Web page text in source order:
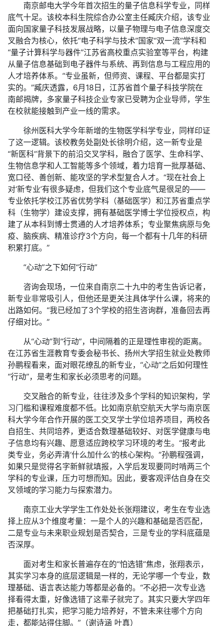
南京邮电大学今年首次招生的量子信息科学专业，同样
底气十足。该校本科生院综合办公室主任臧庆介绍，该专业
面向国家量子科技发展战略，以量子物理与电子信息深度交
叉融合为核心，依托“电子科学与技术”国家“双一流”学科和
“量子计算科学与器件”江苏省高校重点实验室等平台，构建
从量子信息基础到电子器件与系统、再到信息与工程应用的
人才培养体系。“专业虽新，但师资、课程、平台都是实打
实的。”臧庆透露，6月18日，江苏省首个量子科技学院在
南邮揭牌，多家量子科技企业专家已受聘为企业导师，学生
在校就能接触到产业一线的需求。
徐州医科大学今年新增的生物医学科学专业，同样印证
了这一逻辑。该校教务处副处长徐明介绍，这一新专业是
“新医科”背景下的前沿交叉学科，融合了医学、生命科学、
生物信息学和人工智能等多个领域，着力培育一批厚基础、
宽口径、善创新、能攻坚的学术型复合人才。“现在社会上
对‘新专业’有很多疑虑，但我们这个专业底气是很足的——
专业依托学校江苏省优势学科（基础医学）和江苏省重点学
科（生物学）建设支撑，拥有基础医学博士学位授权点，构
建了从本科到博士贯通的人才培养体系；专业聚焦病原与免
疫、脑疾病、精准诊疗3个方向，每一个都有十几年的科研
积累打底。”
“心动”之下如何“行动”
咨询会现场，一位来自南京二十九中的考生告诉记者，
新专业非常吸引人，但他还是更关注具体学什么课，将来的
出路如何。“我已经加了3个学校的招生咨询群，准备回去再
仔细对比。”
从“心动”到“行动”，中间隔着的正是理性审视的距离。
在江苏省生涯教育专委会秘书长、扬州大学招生就业处教师
孙鹏程看来，面对眼花缭乱的新专业，“心动”之后如何理性
“行动”，是考生和家长必须思考的问题。
交叉融合的新专业，往往涉及多个学科的知识架构，学
习门槛和课程难度都不低。比如南京航空航天大学与南京医
科大学今年合作开展的医工交叉学士学位培养项目，两校各
自招生、共同培养，更适合数理基础较好、对医学健康与电
子信息均有兴趣、愿意适应跨校学习环境的考生。“报考此
类专业，务必弄清‘什么加什么’的核心架构。”孙鹏程强调，
如果只是觉得名字新鲜就填报，入学后发现要同时啃两三个
学科的专业课，压力可想而知。因此，要客观评估自身在交
叉领域的学习能力与探索潜力。
南京工业大学学生工作处处长张翔建议，考生在专业选
择上应从3个维度考量：一是个人的兴趣和基础是否匹配，
二是专业与未来职业规划是否契合，三是专业的学科底蕴是
否深厚。
面对考生和家长普遍存在的“怕选错”焦虑，张翔表示，
其实学习本身的底层逻辑是一样的，无论学哪一个专业，数
理基础、语言表达能力等都是必备的。“不必把一次专业选
择看得太重，好像选错了这辈子就完了。其实只要大学四年
把基础打扎实，把学习能力培养好，不管未来往哪个方向
走，都能站得住脚。”（谢诗涵 叶真）